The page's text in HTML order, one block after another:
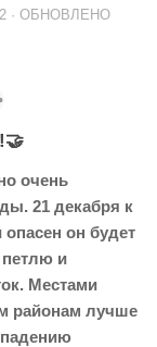
· ОБНОВЛЕНО
очень
21 декабря к
он будет
петлю и
Местами
районам лучше